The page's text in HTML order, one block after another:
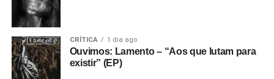
CRÍTICA 1 dia ago
Ouvimos: Lamento – “Aos que lutam para
existir” (EP)